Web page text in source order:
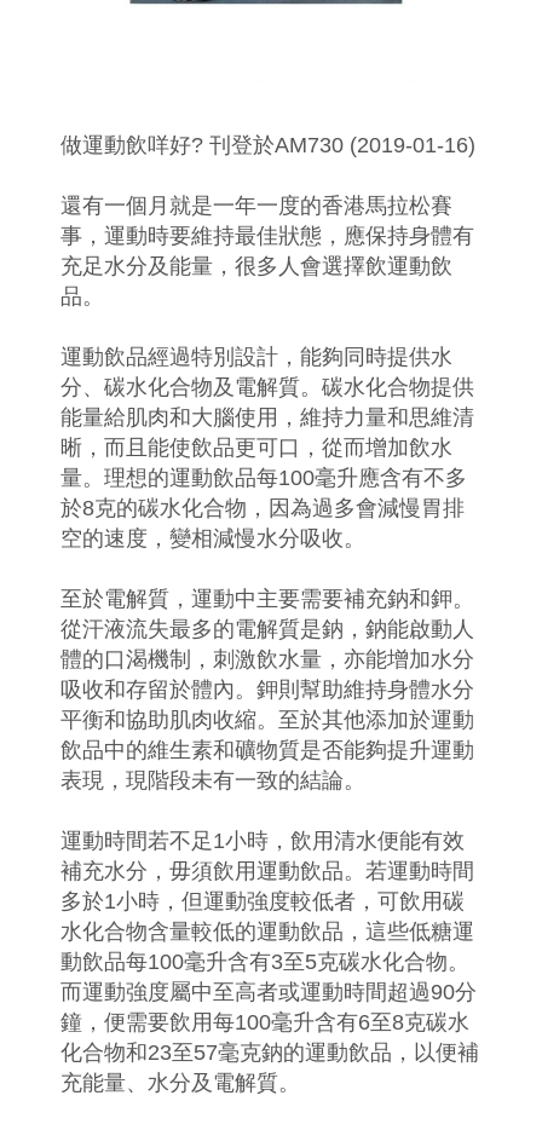
做運動飲咩好? 刊登於AM730 (2019-01-16)
還有一個月就是一年一度的香港馬拉松賽
事，運動時要維持最佳狀態，應保持身體有
充足水分及能量，很多人會選擇飲運動飲
品。
運動飲品經過特別設計，能夠同時提供水
分、碳水化合物及電解質。碳水化合物提供
能量給肌肉和大腦使用，維持力量和思維清
晰，而且能使飲品更可口，從而增加飲水
量。理想的運動飲品每100毫升應含有不多
於8克的碳水化合物，因為過多會減慢胃排
空的速度，變相減慢水分吸收。
至於電解質，運動中主要需要補充鈉和鉀。
從汗液流失最多的電解質是鈉，鈉能啟動人
體的口渴機制，刺激飲水量，亦能增加水分
吸收和存留於體內。鉀則幫助維持身體水分
平衡和協助肌肉收縮。至於其他添加於運動
飲品中的維生素和礦物質是否能夠提升運動
表現，現階段未有一致的結論。
運動時間若不足1小時，飲用清水便能有效
補充水分，毋須飲用運動飲品。若運動時間
多於1小時，但運動強度較低者，可飲用碳
水化合物含量較低的運動飲品，這些低糖運
動飲品每100毫升含有3至5克碳水化合物。
而運動強度屬中至高者或運動時間超過90分
鐘，便需要飲用每100毫升含有6至8克碳水
化合物和23至57毫克鈉的運動飲品，以便補
充能量、水分及電解質。